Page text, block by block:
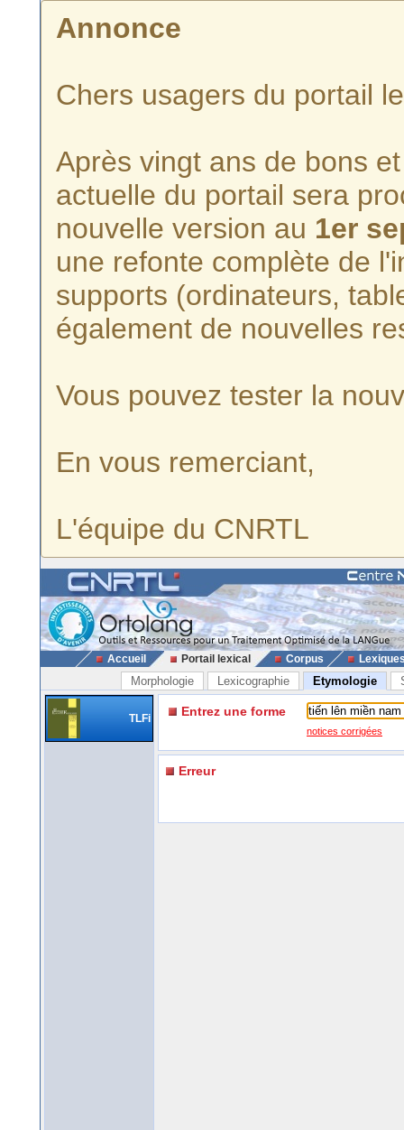
Annonce
Chers usagers du portail
Après vingt ans de bons
actuelle du portail sera
nouvelle version au 1er
une refonte complète de
supports (ordinateurs,
également de nouvelles
Vous pouvez tester la
En vous remerciant,
L'équipe du CNRTL
Accueil Portail lexical Corpus
Morphologie Lexicographie Etymologie
TLFi Entrez une forme
notices corrigées
Erreur